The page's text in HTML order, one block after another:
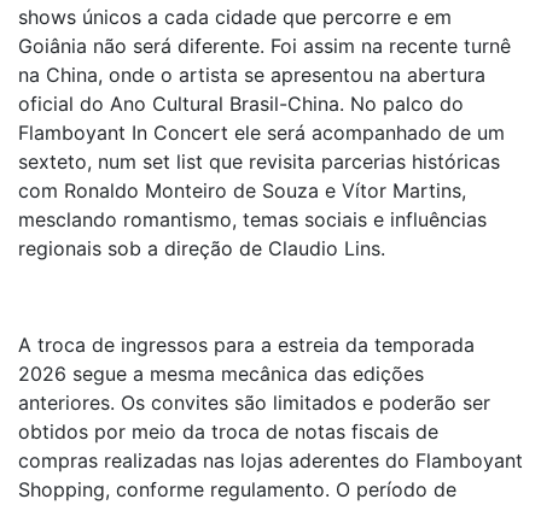
shows únicos a cada cidade que percorre e em
Goiânia não será diferente. Foi assim na recente turnê
na China, onde o artista se apresentou na abertura
oficial do Ano Cultural Brasil-China. No palco do
Flamboyant In Concert ele será acompanhado de um
sexteto, num set list que revisita parcerias históricas
com Ronaldo Monteiro de Souza e Vítor Martins,
mesclando romantismo, temas sociais e influências
regionais sob a direção de Claudio Lins.
A troca de ingressos para a estreia da temporada
2026 segue a mesma mecânica das edições
anteriores. Os convites são limitados e poderão ser
obtidos por meio da troca de notas fiscais de
compras realizadas nas lojas aderentes do Flamboyant
Shopping, conforme regulamento. O período de